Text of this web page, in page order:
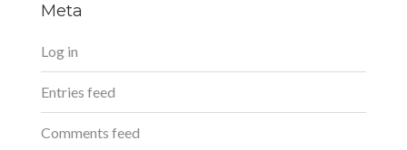
Meta
Log in
Entries feed
Comments feed